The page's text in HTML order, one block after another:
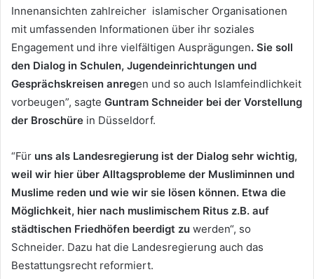
Innenansichten zahlreicher islamischer Organisationen
mit umfassenden Informationen über ihr soziales
Engagement und ihre vielfältigen Ausprägungen. Sie soll
den Dialog in Schulen, Jugendeinrichtungen und
Gesprächskreisen anregen und so auch Islamfeindlichkeit
vorbeugen”, sagte Guntram Schneider bei der Vorstellung
der Broschüre in Düsseldorf.
“Für uns als Landesregierung ist der Dialog sehr wichtig,
weil wir hier über Alltagsprobleme der Musliminnen und
Muslime reden und wie wir sie lösen können. Etwa die
Möglichkeit, hier nach muslimischem Ritus z.B. auf
städtischen Friedhöfen beerdigt zu werden“, so
Schneider. Dazu hat die Landesregierung auch das
Bestattungsrecht reformiert.